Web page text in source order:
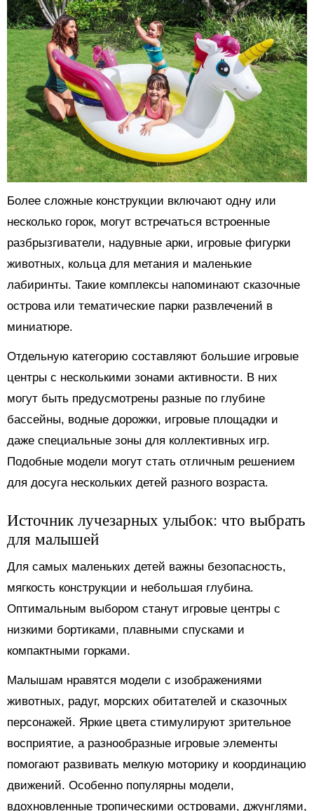
Более сложные конструкции включают одну или
несколько горок, могут встречаться встроенные
разбрызгиватели, надувные арки, игровые фигурки
животных, кольца для метания и маленькие
лабиринты. Такие комплексы напоминают сказочные
острова или тематические парки развлечений в
миниатюре.
Отдельную категорию составляют большие игровые
центры с несколькими зонами активности. В них
могут быть предусмотрены разные по глубине
бассейны, водные дорожки, игровые площадки и
даже специальные зоны для коллективных игр.
Подобные модели могут стать отличным решением
для досуга нескольких детей разного возраста.
Источник лучезарных улыбок: что выбрать
для малышей
Для самых маленьких детей важны безопасность,
мягкость конструкции и небольшая глубина.
Оптимальным выбором станут игровые центры с
низкими бортиками, плавными спусками и
компактными горками.
Малышам нравятся модели с изображениями
животных, радуг, морских обитателей и сказочных
персонажей. Яркие цвета стимулируют зрительное
восприятие, а разнообразные игровые элементы
помогают развивать мелкую моторику и координацию
движений. Особенно популярны модели,
вдохновленные тропическими островами, джунглями,